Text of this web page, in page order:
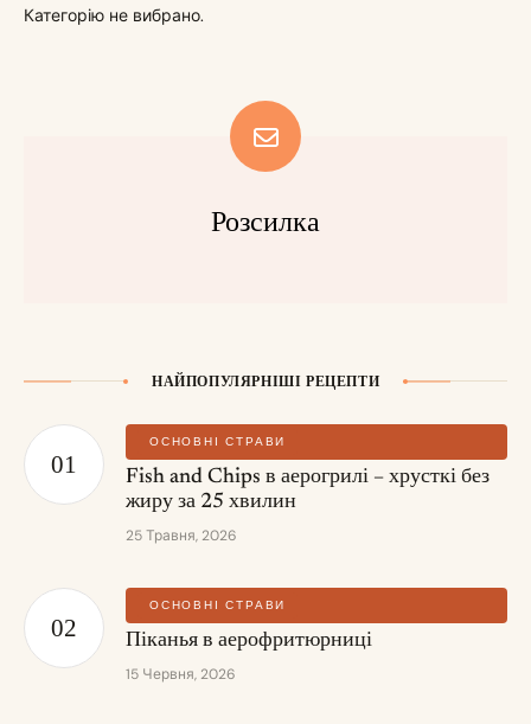
Категорію не вибрано.
Розсилка
НАЙПОПУЛЯРНІШІ РЕЦЕПТИ
ОСНОВНІ СТРАВИ
Fish and Chips в аерогрилі – хрусткі без
жиру за 25 хвилин
25 Травня, 2026
ОСНОВНІ СТРАВИ
Піканья в аерофритюрниці
15 Червня, 2026